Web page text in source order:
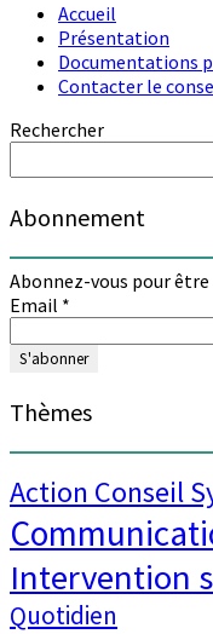
Accueil
Présentation
Documentations
Contacter le
Rechercher
Abonnement
Abonnez-vous pour
Email *
Thèmes
Action Conseil
Intervention
Quotidien